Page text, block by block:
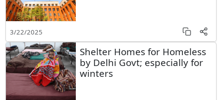
3/22/2025
Shelter Homes for Homeless
by Delhi Govt; especially for
winters